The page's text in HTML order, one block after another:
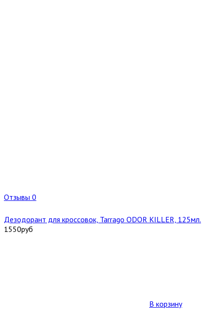
Отзывы 0
Дезодорант для кроссовок, Tarrago ODOR KILLER, 125мл.
1550руб
В корзину